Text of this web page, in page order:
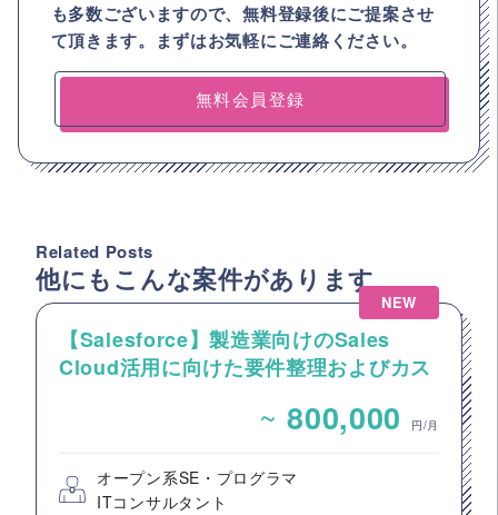
も多数ございますので、無料登録後にご提案させ
て頂きます。まずはお気軽にご連絡ください。
無料会員登録
Related Posts
他にもこんな案件があります
NEW
【Salesforce】製造業向けのSales
Cloud活用に向けた要件整理およびカス
~ 800,000 円/月
オープン系SE・プログラマ
ITコンサルタント